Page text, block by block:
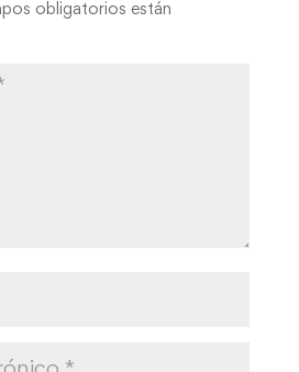
obligatorios están